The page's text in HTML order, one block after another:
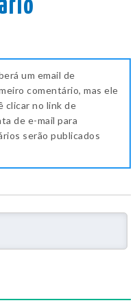
um email de
comentário, mas ele
clicar no link de
de e-mail para
serão publicados